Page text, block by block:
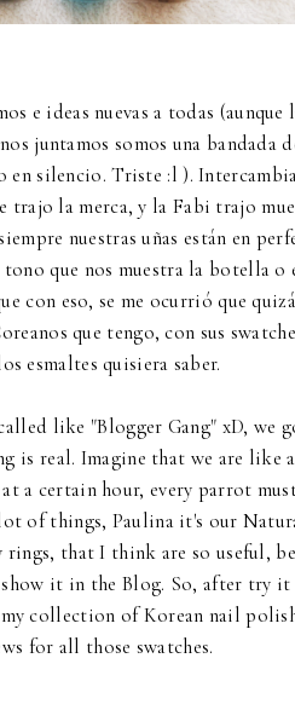
e ideas nuevas a todas
juntamos somos una bandada
silencio. Triste :l ).
trajo la merca, y la Fabi trajo
nuestras uñas están en
que nos muestra la botella o
con eso, se me ocurrió que
que tengo, con sus
esmaltes quisiera saber.
like "Blogger Gang" xD, we
is real. Imagine that we are like
a certain hour, every parrot
of things, Paulina it's our
that I think are so useful,
it in the Blog. So, after try it
collection of Korean nail
for all those swatches.